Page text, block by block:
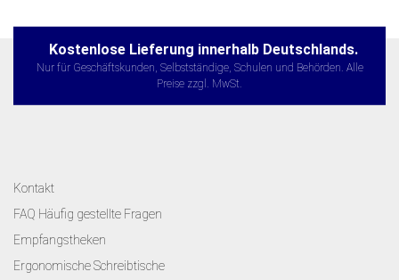
Kostenlose Lieferung innerhalb Deutschlands.
Nur für Geschäftskunden, Selbstständige, Schulen und Behörden. Alle
Preise zzgl. MwSt.
Kontakt
FAQ Häufig gestellte Fragen
Empfangstheken
Ergonomische Schreibtische